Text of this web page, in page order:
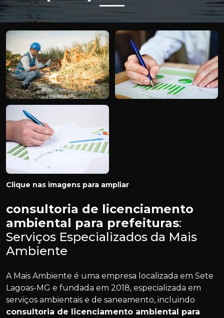
Clique nas imagens para ampliar
consultoria de licenciamento
ambiental para prefeituras:
Serviços Especializados da Mais
Ambiente
A Mais Ambiente é uma empresa localizada em Sete
Lagoas-MG e fundada em 2018, especializada em
serviços ambientais e de saneamento, incluindo
consultoria de licenciamento ambiental para